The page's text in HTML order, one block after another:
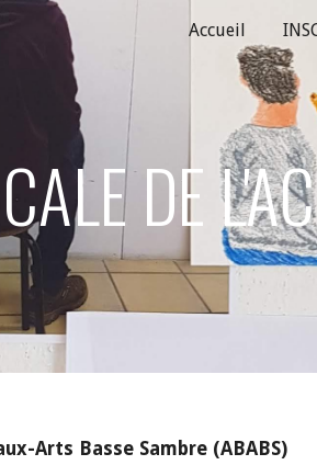
content Accueil
DE
Arts Basse Sambre (ABABS)